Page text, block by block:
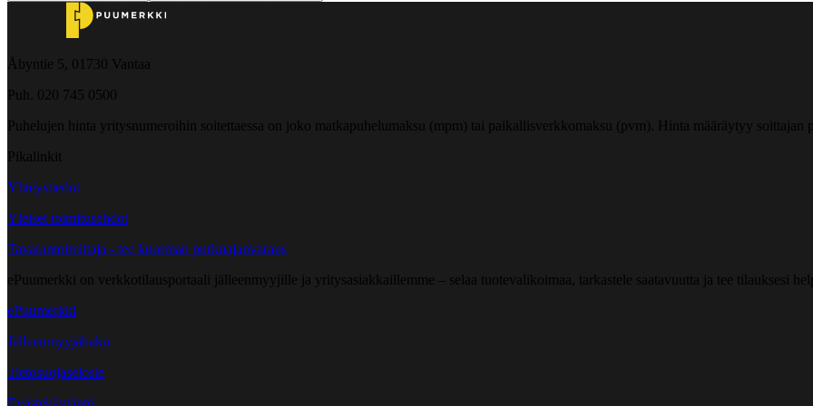
Åbyntie 5, 01730 Vantaa
Puh. 020 745 0500
Puhelujen hinta yritysnumeroihin soitettaessa on joko matkapuhelumaksu (mpm) tai paikallisverkkomaksu (pvm). Hinta määräytyy soittajan
Pikalinkit
Yhteystiedot
Yleiset toimitusehdot
Tavarantoimittaja - tee kuorman purkuajanvaraus
ePuumerkki on verkkotilausportaali jälleenmyyjille ja yritysasiakkaillemme – selaa tuotevalikoimaa, tarkastele saatavuutta ja tee tilauksesi
ePuumerkki
Jälleenmyyjähaku
Tietosuojaseloste